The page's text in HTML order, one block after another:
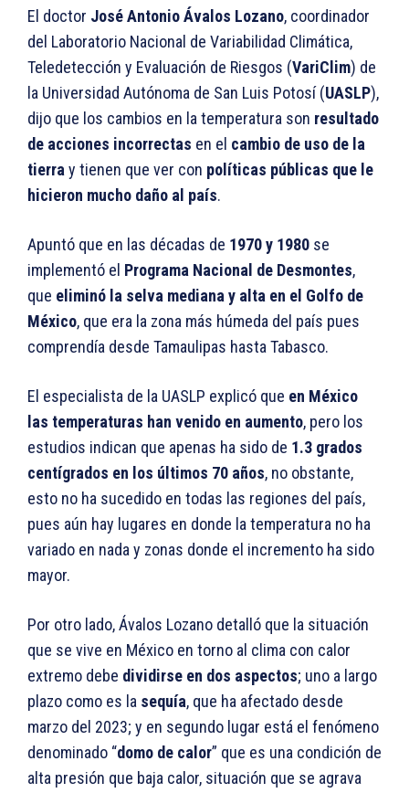
El doctor José Antonio Ávalos Lozano, coordinador
del Laboratorio Nacional de Variabilidad Climática,
Teledetección y Evaluación de Riesgos (VariClim) de
la Universidad Autónoma de San Luis Potosí (UASLP),
dijo que los cambios en la temperatura son resultado
de acciones incorrectas en el cambio de uso de la
tierray tienen que ver con políticas públicas que le
hicieron mucho daño al país.
Apuntó que en las décadas de 1970 y 1980 se
implementó el Programa Nacional de Desmontes,
que eliminó la selva mediana y alta en el Golfo de
México, que era la zona más húmeda del país pues
comprendía desde Tamaulipas hasta Tabasco.
El especialista de la UASLP explicó que en México
las temperaturas han venido en aumento, pero los
estudios indican que apenas ha sido de 1.3 grados
centígrados en los últimos 70 años, no obstante,
esto no ha sucedido en todas las regiones del país,
pues aún hay lugares en donde la temperatura no ha
variado en nada y zonas donde el incremento ha sido
mayor.
Por otro lado, Ávalos Lozano detalló que la situación
que se vive en México en torno al clima con calor
extremo debe dividirse en dos aspectos; uno a largo
plazo como es la sequía, que ha afectado desde
marzo del 2023; y en segundo lugar está el fenómeno
denominado “domo de calor” que es una condición de
alta presión que baja calor, situación que se agrava